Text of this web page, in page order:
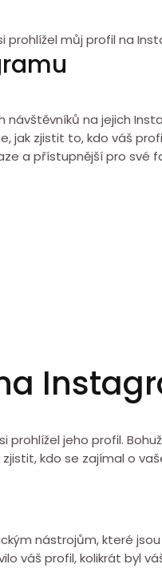
prohlížel můj profil na
na jejich
zjistit to, kdo váš
a přístupnější pro své
jeho profil.
kdo se zajímal o
nástrojům, které
váš profil, kolikrát byl